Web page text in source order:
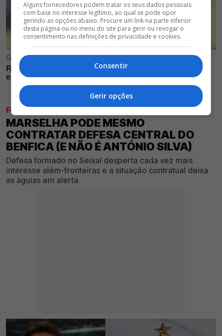
FUTEBOL
MARSELHA PODE MESMO
CONTRATAR DEFESA CENTRAL DO
BENFICA (E NÃO É ANTÓNIO SILVA)
Defesa formado no Seixal desperta cada vez mais
interesse além-fronteiras e a situação contratual deixa
as águias em alerta
Alguns fornecedores podem tratar os seus dados pessoais
com base no interesse legítimo, ao qual se pode opor
gerindo as opções abaixo. Procure um link na parte inferior
desta página ou no menu do site para gerir ou revogar o
consentimento nas definições de privacidade e cookies.
Consentir
Gerir opções